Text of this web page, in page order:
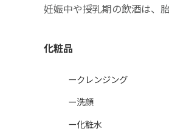
妊娠中や授乳期の飲酒は、
化粧品
ークレンジング
ー洗顔
ー化粧水